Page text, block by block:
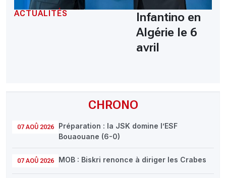
CHRONO
07 AOÛ 2026
Préparation : la JSK domine l’ESF
Bouaouane (6-0)
07 AOÛ 2026 MOB : Biskri renonce à diriger les Crabes
ACTUALITÉS
Infantino en
Algérie le 6
avril